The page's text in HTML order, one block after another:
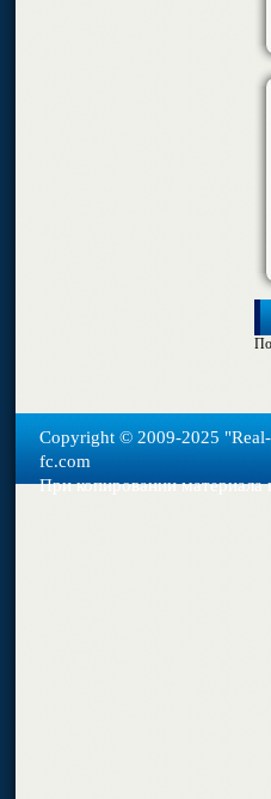
Copyright © 2009-2025
fc.com
При копировании материала